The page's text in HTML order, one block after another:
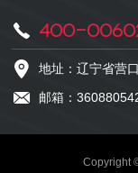
400-
地址：辽宁省营
邮箱：
Copyright